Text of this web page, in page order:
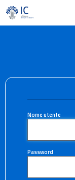
Nome utente
Password